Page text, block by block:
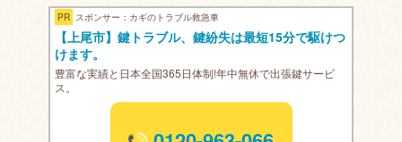
PR スポンサー：カギのトラブル救急車
【上尾市】鍵トラブル、鍵紛失は最短15分で駆けつ
けます。
豊富な実績と日本全国365日体制!年中無休で出張鍵サービ
ス。